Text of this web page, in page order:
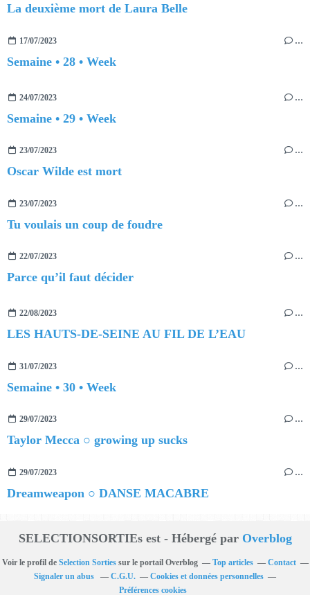
La deuxième mort de Laura Belle
17/07/2023 …
Semaine • 28 • Week
24/07/2023 …
Semaine • 29 • Week
23/07/2023 …
Oscar Wilde est mort
23/07/2023 …
Tu voulais un coup de foudre
22/07/2023 …
Parce qu’il faut décider
22/08/2023 …
LES HAUTS-DE-SEINE AU FIL DE L’EAU
31/07/2023 …
Semaine • 30 • Week
29/07/2023 …
Taylor Mecca ○ growing up sucks
29/07/2023 …
Dreamweapon ○ DANSE MACABRE
SELECTIONSORTIEs est - Hébergé par Overblog
Voir le profil de Selection Sortiessur le portail Overblog Top articles
Contact
Signaler un abus
C.G.U.
Cookies et données personnelles
Préférences cookies